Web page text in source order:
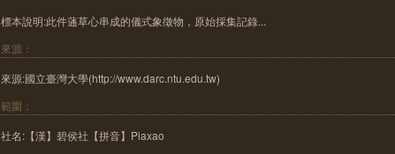
標本說明:此件蓪草心串成的儀式象徵物，原始採集記錄...
來源：
來源:國立臺灣大學(http://www.darc.ntu.edu.tw)
範圍：
社名:【漢】碧侯社【拼音】Piaxao